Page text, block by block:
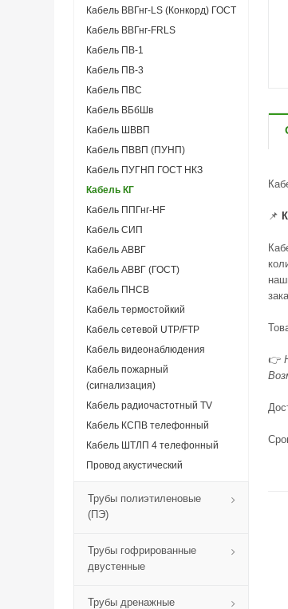
Кабель ВВГнг-LS (Конкорд) ГОСТ
Кабель ВВГнг-FRLS
Кабель ПВ-1
Кабель ПВ-3
Кабель ПВС
Кабель ВБбШв
Кабель ШВВП
Кабель ПВВП (ПУНП)
Кабель ПУГНП ГОСТ НКЗ
Кабель КГ
Кабель ППГнг-HF
Кабель СИП
Кабель АВВГ
Кабель АВВГ (ГОСТ)
Кабель ПНСВ
Кабель термостойкий
Кабель сетевой UTP/FTP
Кабель видеонаблюдения
Кабель пожарный
(сигнализация)
Кабель радиочастотный TV
Кабель КСПВ телефонный
Кабель ШТЛП 4 телефонный
Провод акустический
Трубы полиэтиленовые
(ПЭ)
Трубы гофрированные
двустенные
Трубы дренажные
📌
👉